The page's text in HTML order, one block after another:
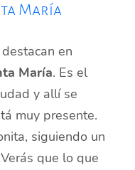
María
en
María. Es el
y allí se
muy presente.
siguiendo un
que lo que